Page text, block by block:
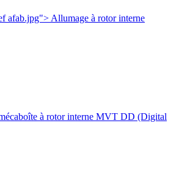
afab.jpg"> Allumage à rotor interne
à rotor interne MVT DD (Digital